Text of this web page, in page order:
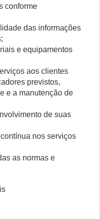
conforme
das informações
e equipamentos
aos clientes
previstos,
e a manutenção de
de suas
nos serviços
as normas e